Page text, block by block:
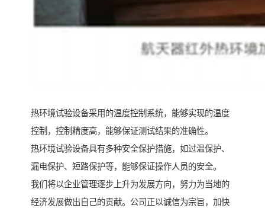
热环境试验设备采用的温度控制系统，能够实现的温度
控制，控制精度高，能够保证测试结果的准确性。
热环境试验设备具有多种安全保护措施，如过温保护、
漏电保护、短路保护等，能够保证操作人员的安全。
我们将以企业管理逐步上升为发展方向，努力为当地的
经济发展做出自己的贡献。公司正以诚信为宗旨，加快